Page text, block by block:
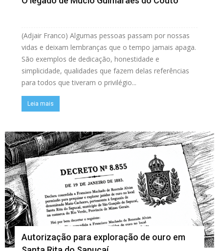
(Adjair Franco) Algumas pessoas passam por nossas
vidas e deixam lembranças que o tempo jamais apaga.
São exemplos de dedicação, honestidade e
simplicidade, qualidades que fazem delas referências
para todos que tiveram o privilégio...
Leia mais
Autorização para exploração de ouro em